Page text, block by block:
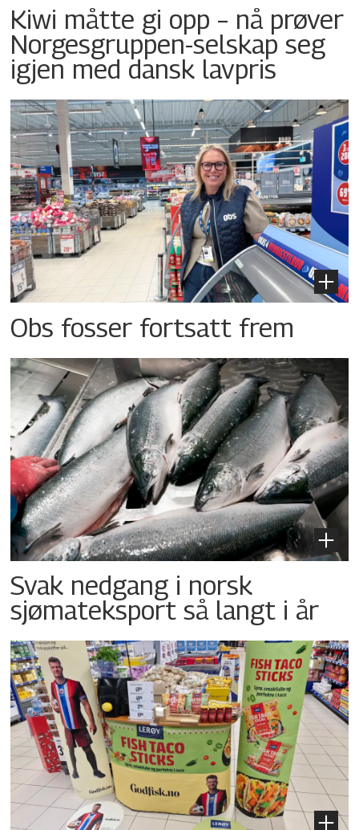
Kiwi måtte gi opp – nå prøver
Norgesgruppen-selskap seg
igjen med dansk lavpris
Obs fosser fortsatt frem
Svak nedgang i norsk
sjømateksport så langt i år